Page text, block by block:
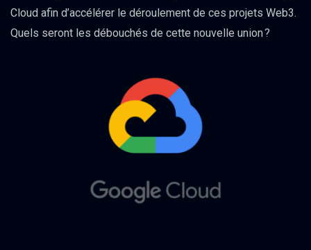
Cloud afin d’accélérer le déroulement de ces projets Web3.
Quels seront les débouchés de cette nouvelle union ?